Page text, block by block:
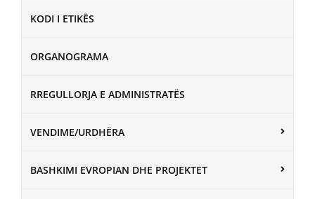
KODI I ETIKËS
ORGANOGRAMA
RREGULLORJA E ADMINISTRATËS
VENDIME/URDHËRA
BASHKIMI EVROPIAN DHE PROJEKTET